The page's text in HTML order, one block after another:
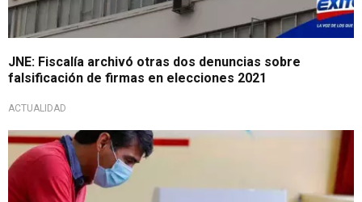
JNE: Fiscalía archivó otras dos denuncias sobre
falsificación de firmas en elecciones 2021
ACTUALIDAD